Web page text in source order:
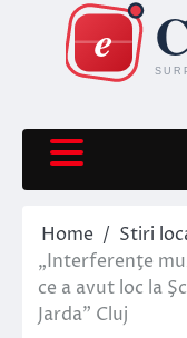
content
Home
Stiri
„Interferenţe
ce a avut loc la
Jarda” Cluj